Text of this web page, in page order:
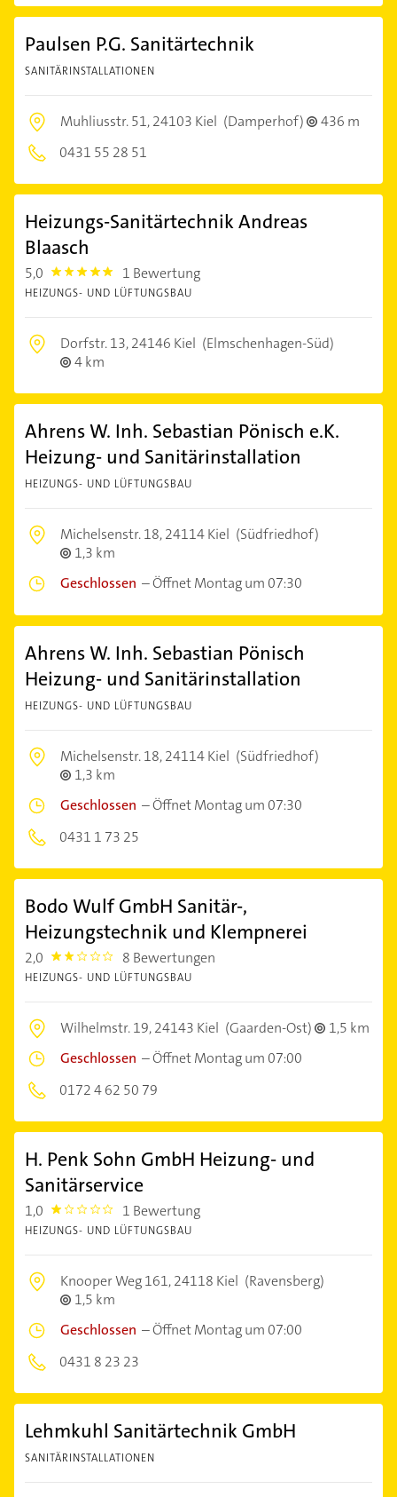
Paulsen P.G. Sanitärtechnik
SANITÄRINSTALLATIONEN
Muhliusstr. 51,24103 Kiel (Damperhof)
436 m
0431 55 28 51
Heizungs-Sanitärtechnik Andreas
Blaasch
5,0 5.0 1 Bewertung
HEIZUNGS- UND LÜFTUNGSBAU
Dorfstr. 13,24146 Kiel (Elmschenhagen-Süd)
4 km
Ahrens W. Inh. Sebastian Pönisch e.K.
Heizung- und Sanitärinstallation
HEIZUNGS- UND LÜFTUNGSBAU
Michelsenstr. 18,24114 Kiel (Südfriedhof)
1,3 km
Geschlossen –Öffnet Montag um 07:30
Ahrens W. Inh. Sebastian Pönisch
Heizung- und Sanitärinstallation
HEIZUNGS- UND LÜFTUNGSBAU
Michelsenstr. 18,24114 Kiel (Südfriedhof)
1,3 km
Geschlossen –Öffnet Montag um 07:30
0431 1 73 25
Bodo Wulf GmbH Sanitär-,
Heizungstechnik und Klempnerei
2,0 2.0 8 Bewertungen
HEIZUNGS- UND LÜFTUNGSBAU
Wilhelmstr. 19,24143 Kiel (Gaarden-Ost)
1,5 km
Geschlossen –Öffnet Montag um 07:00
0172 4 62 50 79
H. Penk Sohn GmbH Heizung- und
Sanitärservice
1,0 1.0 1 Bewertung
HEIZUNGS- UND LÜFTUNGSBAU
Knooper Weg 161,24118 Kiel (Ravensberg)
1,5 km
Geschlossen –Öffnet Montag um 07:00
0431 8 23 23
Lehmkuhl Sanitärtechnik GmbH
SANITÄRINSTALLATIONEN